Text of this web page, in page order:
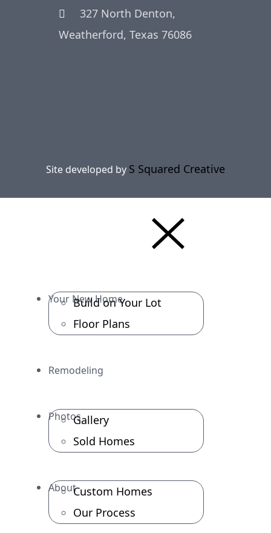
327 North Denton,
Weatherford, Texas 76086
Site developed by S Squared Creative
Your New Home
Build on Your Lot
Floor Plans
Remodeling
PhotosGallery
Sold Homes
AboutCustom Homes
Our Process